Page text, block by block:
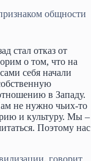
общности
стал отказ от
о том, что на
себя начали
в Западу.
не нужно чьих-то
и культуру. Мы –
Поэтому нас
говорит